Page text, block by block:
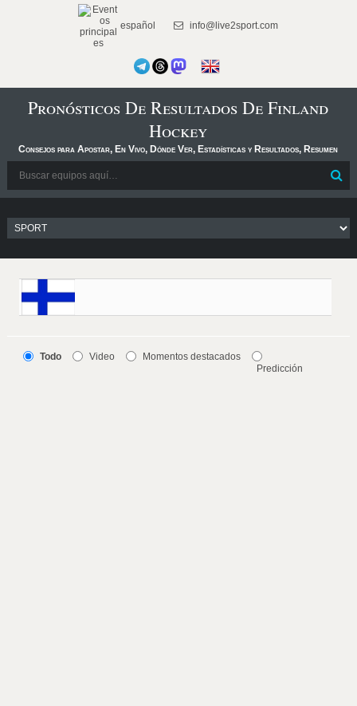
español info@live2sport.com
Pronósticos De Resultados De Finland
Hockey
Consejos para Apostar, En Vivo, Dónde Ver, Estadísticas y Resultados, Resumen
Todo Video
Momentos destacados
Predicción